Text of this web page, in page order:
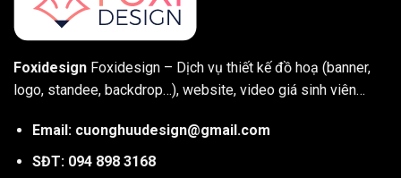
Foxidesign Foxidesign – Dịch vụ thiết kế đồ hoạ (banner,
logo, standee, backdrop…), website, video giá sinh viên…
Email: cuonghuudesign@gmail.com
SĐT: 094 898 3168